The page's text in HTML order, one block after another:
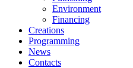
Environment
Financing
Creations
Programming
News
Contacts